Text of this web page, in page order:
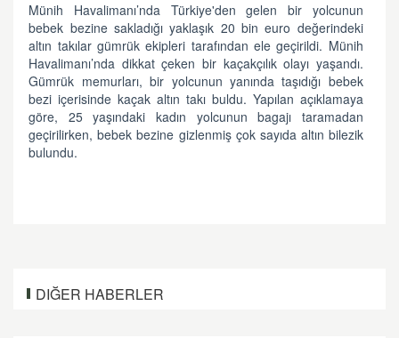
Münih Havalimanı’nda Türkiye'den gelen bir yolcunun
bebek bezine sakladığı yaklaşık 20 bin euro değerindeki
altın takılar gümrük ekipleri tarafından ele geçirildi. Münih
Havalimanı’nda dikkat çeken bir kaçakçılık olayı yaşandı.
Gümrük memurları, bir yolcunun yanında taşıdığı bebek
bezi içerisinde kaçak altın takı buldu. Yapılan açıklamaya
göre, 25 yaşındaki kadın yolcunun bagajı taramadan
geçirilirken, bebek bezine gizlenmiş çok sayıda altın bilezik
bulundu.
DIĞER HABERLER